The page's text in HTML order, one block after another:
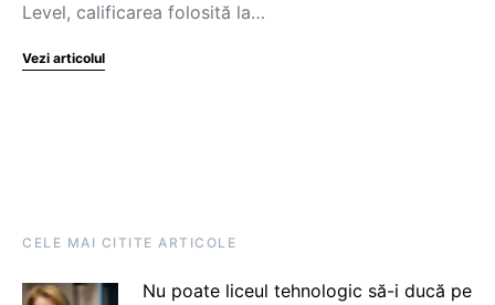
Level, calificarea folosită la…
Vezi articolul
CELE MAI CITITE ARTICOLE
Nu poate liceul tehnologic să-i ducă pe